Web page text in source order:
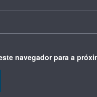
navegador para a